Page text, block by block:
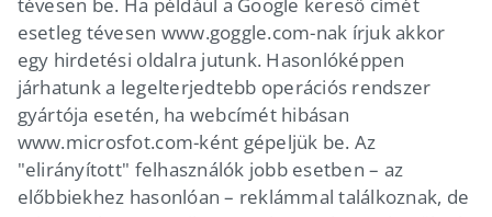
esetleg tévesen www.goggle.com-nak írjuk akkor
egy hirdetési oldalra jutunk. Hasonlóképpen
járhatunk a legelterjedtebb operációs rendszer
gyártója esetén, ha webcímét hibásan
www.microsfot.com-ként gépeljük be. Az
"elirányított" felhasználók jobb esetben – az
előbbiekhez hasonlóan – reklámmal találkoznak, de